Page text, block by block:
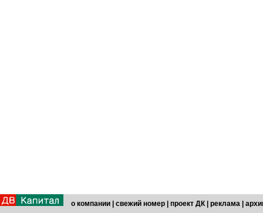
о компании свежий номер проект ДК реклама